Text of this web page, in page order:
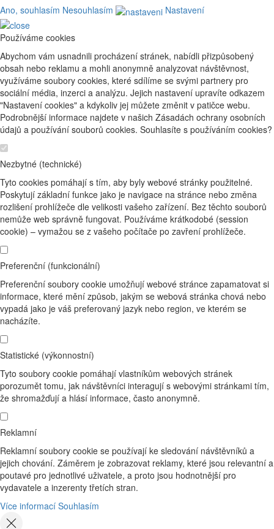
Ano, souhlasím Nesouhlasím Nastavení
Používáme cookies
Abychom vám usnadnili procházení stránek, nabídli přizpůsobený
obsah nebo reklamu a mohli anonymně analyzovat návštěvnost,
využíváme soubory cookies, které sdílíme se svými partnery pro
sociální média, inzerci a analýzu. Jejich nastavení upravíte odkazem
"Nastavení cookies" a kdykoliv jej můžete změnit v patičce webu.
Podrobnější informace najdete v našich Zásadách ochrany osobních
údajů a používání souborů cookies. Souhlasíte s používáním cookies?
Nezbytné (technické)
Tyto cookies pomáhají s tím, aby byly webové stránky použitelné.
Poskytují základní funkce jako je navigace na stránce nebo změna
rozlišení prohlížeče dle velikosti vašeho zařízení. Bez těchto souborů
nemůže web správně fungovat. Používáme krátkodobé (session
cookie) – vymažou se z vašeho počítače po zavření prohlížeče.
Preferenční (funkcionální)
Preferenční soubory cookie umožňují webové stránce zapamatovat si
informace, které mění způsob, jakým se webová stránka chová nebo
vypadá jako je váš preferovaný jazyk nebo region, ve kterém se
nacházíte.
Statistické (výkonnostní)
Tyto soubory cookie pomáhají vlastníkům webových stránek
porozumět tomu, jak návštěvníci interagují s webovými stránkami tím,
že shromažďují a hlásí informace, často anonymně.
Reklamní
Reklamní soubory cookie se používají ke sledování návštěvníků a
jejich chování. Záměrem je zobrazovat reklamy, které jsou relevantní a
poutavé pro jednotlivé uživatele, a proto jsou hodnotnější pro
vydavatele a inzerenty třetích stran.
Více informací Souhlasím